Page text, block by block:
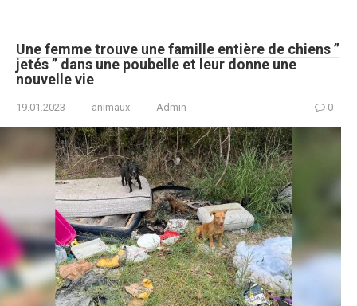
Une femme trouve une famille entière de chiens ”
jetés ” dans une poubelle et leur donne une
nouvelle vie
19.01.2023 animaux Admin 0